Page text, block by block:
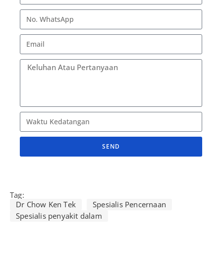
SEND
e
Tag:
Dr Chow Ken Tek
Spesialis Pencernaan
Spesialis penyakit dalam